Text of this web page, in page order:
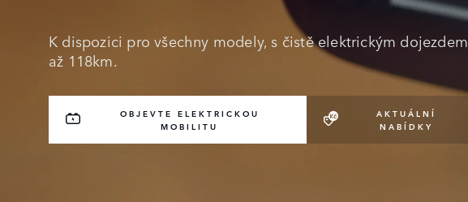
K dispozici pro všechny modely, s čistě elektrickým dojezdem
až 118km.
OBJEVTE ELEKTRICKOU
MOBILITU
AKTUÁLNÍ
NABÍDKY